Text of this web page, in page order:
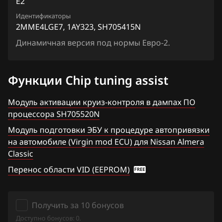
Chrysler
Citroen
Dacia
DAF
Derways
Dodge
Dongfeng
Exeed
FAW
Siemens EMS 3155
Siemens SID 310
Lafesta
Liberty
Maxima
Murano
Note
NV200
Pathfinder
Patrol, Safari
Primera
2MME4LGE7_1AY323_SH705415N
2MME4LGE7_1AY368_SH705415N
2MMEDU1D1_1AX010_SH705415N
2MMEDU1D1_1AX210_SH705415N
2MMEDU1D1_1AY411_SH705415N
2MMEHE1D1_1AY413_SH705415N
2MMEHE1D12_1AY414_SH705415N
2MMEHE1D12_1AZ110_SH705415N
2MMEHE1D14_1AX01A_SH705415N
2XH5D3BDQ1_13HD1E_SH705927N
Идентификаторы
2MME4LGE7, 1AY323, SH705415N
Динамичная версия под нормы Евро-2.
Функции Chip tuning assist
Модуль активации круиз-контроля в дампах ПО
процессора SH705520N
Модуль подготовки ЭБУ к процедуре автопривязки
на автомобиле (Virgin mod ECU) для Nissan Almera
Classic
Перенос области VID (EEPROM)
Получить за 10 бонусов
Доступно бонусов: 0.